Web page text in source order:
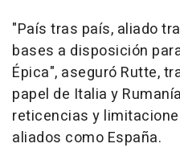
"País tras país, aliado
bases a disposición
Épica", aseguró Rutte,
papel de Italia y
reticencias y
aliados como España.